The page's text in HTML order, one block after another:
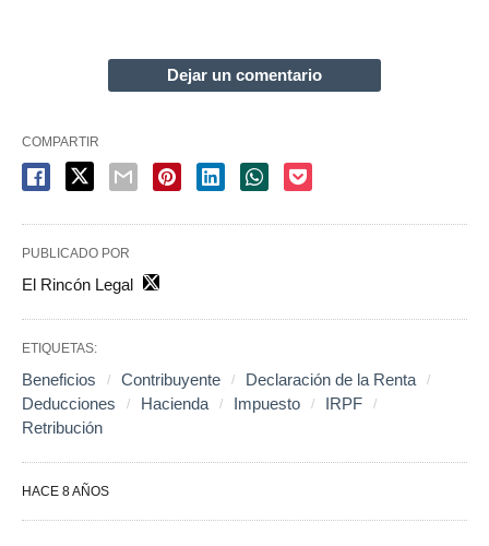
Dejar un comentario
COMPARTIR
PUBLICADO POR
El Rincón Legal
ETIQUETAS:
Beneficios Contribuyente
Declaración de la Renta
Deducciones
Hacienda Impuesto
IRPF
Retribución
HACE 8 AÑOS